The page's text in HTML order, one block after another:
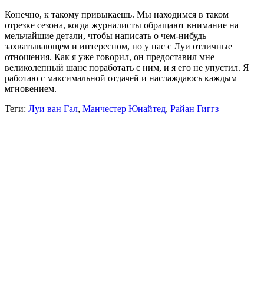
Конечно, к такому привыкаешь. Мы находимся в таком
отрезке сезона, когда журналисты обращают внимание на
мельчайшие детали, чтобы написать о чем-нибудь
захватывающем и интересном, но у нас с Луи отличные
отношения. Как я уже говорил, он предоставил мне
великолепный шанс поработать с ним, и я его не упустил. Я
работаю с максимальной отдачей и наслаждаюсь каждым
мгновением.
Теги: Луи ван Гал, Манчестер Юнайтед, Райан Гиггз